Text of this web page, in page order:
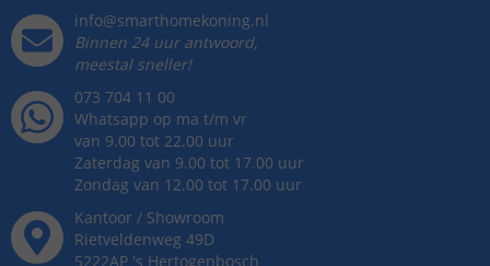
info@smarthomekoning.nl
Binnen 24 uur antwoord,
meestal sneller!
073 704 11 00
Whatsapp op ma t/m vr
van 9.00 tot 22.00 uur
Zaterdag van 9.00 tot 17.00 uur
Zondag van 12.00 tot 17.00 uur
Kantoor / Showroom
Rietveldenweg 49D
5222AP 's Hertogenbosch